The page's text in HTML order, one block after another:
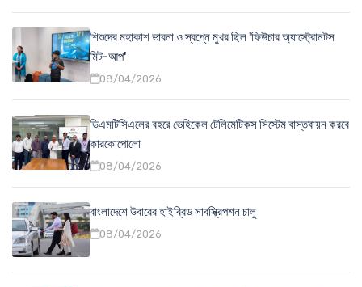
শিশুদের মহাকাশ ভাবনা ও স্বপ্নে মুখর ছিল 'ফিউচার অ্যাস্ট্রোনটস
মিট-আপ'
08/04/2026
ডিএমটিসিএলের বহরে ভেহিকেল টেলিমেটিকস সিস্টেম বাস্তবায়ন করবে
কারকোপোলো
08/04/2026
বাংলাদেশে উবারের হাইব্রিড সাবস্ক্রিপশন চালু
08/04/2026